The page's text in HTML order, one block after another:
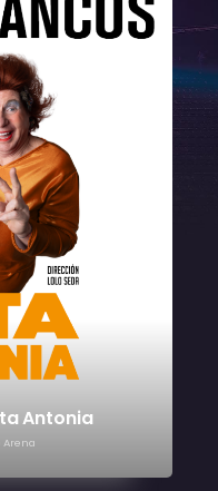
Antonia
Arena